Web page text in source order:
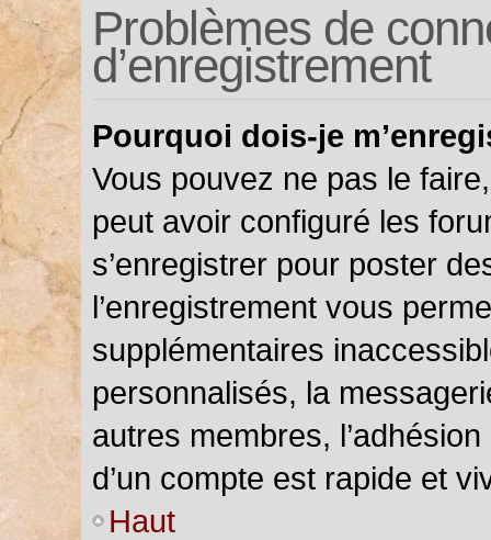
Problèmes de
d’enregistrement
Pourquoi dois-je
Vous pouvez ne pas le
peut avoir configuré les
s’enregistrer pour poster
l’enregistrement vous
supplémentaires
personnalisés, la
autres membres,
d’un compte est rapide et
Haut